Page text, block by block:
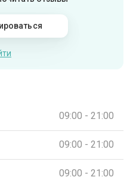
09:00 - 21:00
09:00 - 21:00
09:00 - 21:00